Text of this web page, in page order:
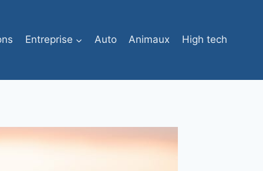
Entreprise Auto Animaux High tech